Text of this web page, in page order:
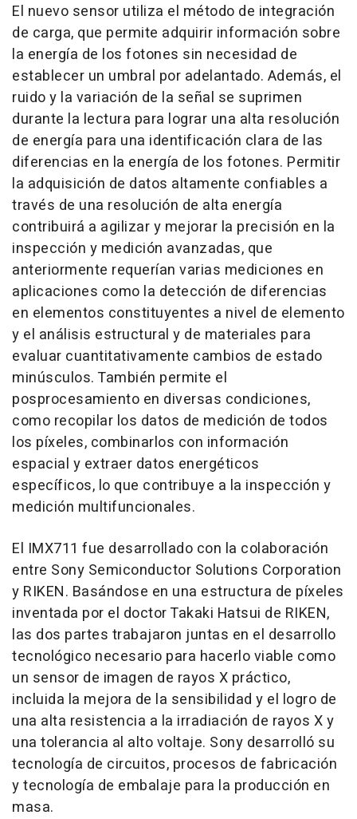
El nuevo sensor utiliza el método de integración
de carga, que permite adquirir información sobre
la energía de los fotones sin necesidad de
establecer un umbral por adelantado. Además, el
ruido y la variación de la señal se suprimen
durante la lectura para lograr una alta resolución
de energía para una identificación clara de las
diferencias en la energía de los fotones. Permitir
la adquisición de datos altamente confiables a
través de una resolución de alta energía
contribuirá a agilizar y mejorar la precisión en la
inspección y medición avanzadas, que
anteriormente requerían varias mediciones en
aplicaciones como la detección de diferencias
en elementos constituyentes a nivel de elemento
y el análisis estructural y de materiales para
evaluar cuantitativamente cambios de estado
minúsculos. También permite el
posprocesamiento en diversas condiciones,
como recopilar los datos de medición de todos
los píxeles, combinarlos con información
espacial y extraer datos energéticos
específicos, lo que contribuye a la inspección y
medición multifuncionales.
El IMX711 fue desarrollado con la colaboración
entre Sony Semiconductor Solutions Corporation
y RIKEN. Basándose en una estructura de píxeles
inventada por el doctor Takaki Hatsui de RIKEN,
las dos partes trabajaron juntas en el desarrollo
tecnológico necesario para hacerlo viable como
un sensor de imagen de rayos X práctico,
incluida la mejora de la sensibilidad y el logro de
una alta resistencia a la irradiación de rayos X y
una tolerancia al alto voltaje. Sony desarrolló su
tecnología de circuitos, procesos de fabricación
y tecnología de embalaje para la producción en
masa.